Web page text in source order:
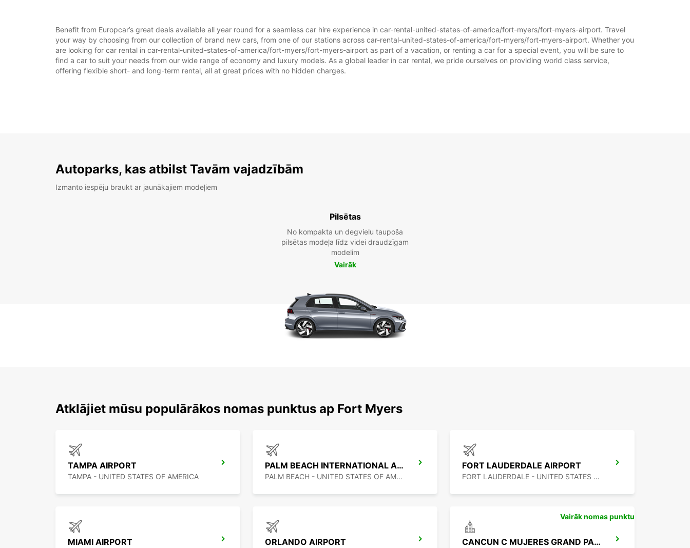
Benefit from Europcar’s great deals available all year round for a seamless car hire experience in car-rental-united-states-of-america/fort-myers/fort-myers-airport. Travel
your way by choosing from our collection of brand new cars, from one of our stations across car-rental-united-states-of-america/fort-myers/fort-myers-airport. Whether you
are looking for car rental in car-rental-united-states-of-america/fort-myers/fort-myers-airport as part of a vacation, or renting a car for a special event, you will be sure to
find a car to suit your needs from our wide range of economy and luxury models. As a global leader in car rental, we pride ourselves on providing world class service,
offering flexible short- and long-term rental, all at great prices with no hidden charges.
Autoparks, kas atbilst Tavām vajadzībām
Izmanto iespēju braukt ar jaunākajiem modeļiem
Pilsētas
No kompakta un degvielu taupoša
pilsētas modeļa līdz videi draudzīgam
modelim
Vairāk
Atklājiet mūsu populārākos nomas punktus ap Fort Myers
TAMPA AIRPORT
TAMPA - UNITED STATES OF AMERICA
PALM BEACH INTERNATIONAL AIRPORT
PALM BEACH - UNITED STATES OF AMERICA
FORT LAUDERDALE AIRPORT
FORT LAUDERDALE - UNITED STATES OF AMERICA
MIAMI AIRPORT ORLANDO AIRPORT CANCUN C MUJERES GRAND PALLADIUM
Vairāk nomas punktu